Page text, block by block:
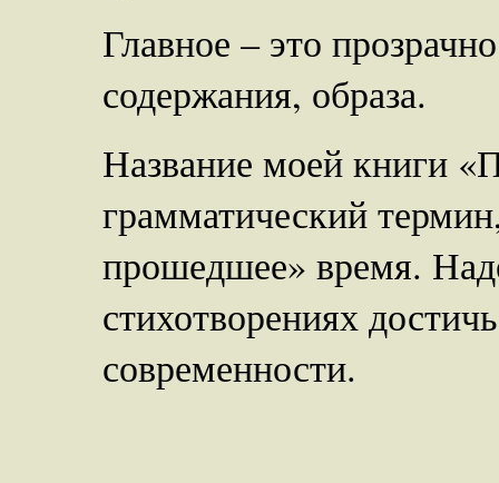
Главное – это
содержания, образа.
Название моей книги
грамматический
прошедшее» время.
стихотворениях
современности.